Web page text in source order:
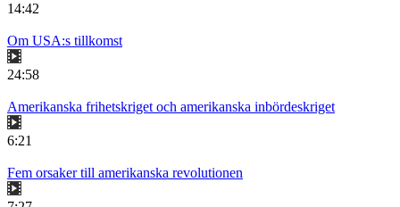
14:42
Om USA:s tillkomst
24:58
Amerikanska frihetskriget och amerikanska inbördeskriget
6:21
Fem orsaker till amerikanska revolutionen